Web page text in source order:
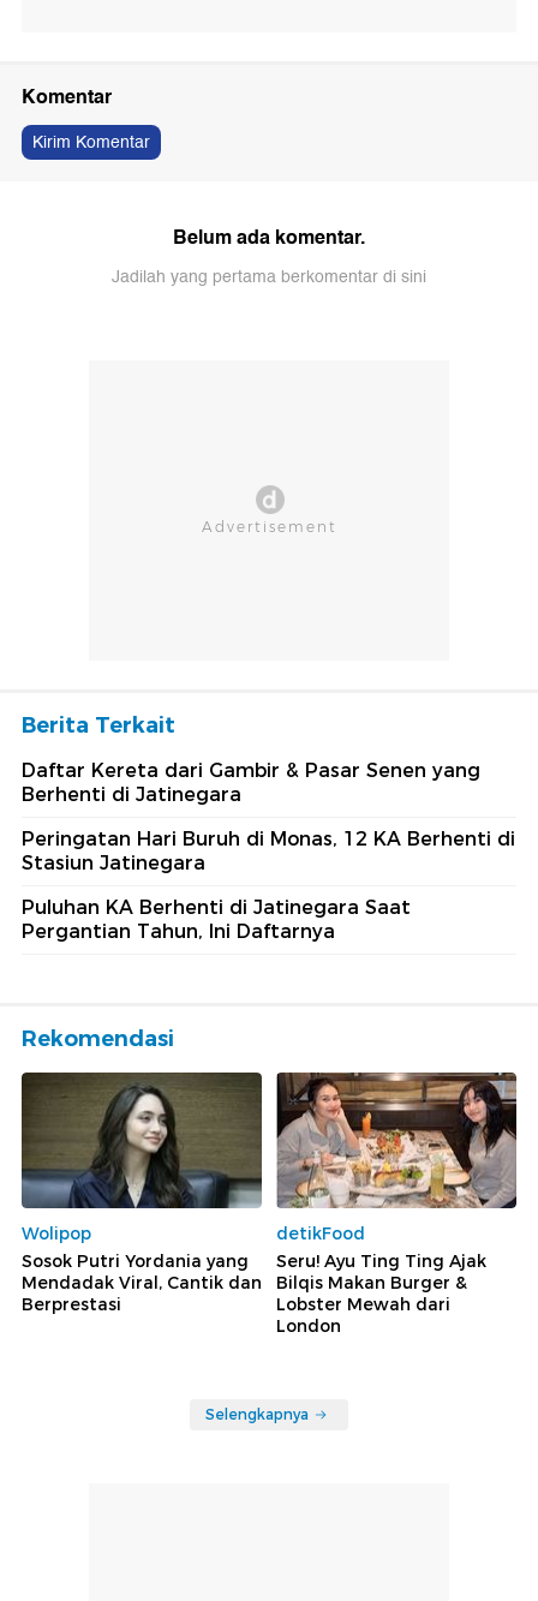
Komentar
Kirim Komentar
Belum ada komentar.
Jadilah yang pertama berkomentar di sini
Berita Terkait
Daftar Kereta dari Gambir & Pasar Senen yang
Berhenti di Jatinegara
Peringatan Hari Buruh di Monas, 12 KA Berhenti di
Stasiun Jatinegara
Puluhan KA Berhenti di Jatinegara Saat
Pergantian Tahun, Ini Daftarnya
Rekomendasi
Wolipop
Sosok Putri Yordania yang
Mendadak Viral, Cantik dan
Berprestasi
detikFood
Seru! Ayu Ting Ting Ajak
Bilqis Makan Burger &
Lobster Mewah dari
London
Selengkapnya